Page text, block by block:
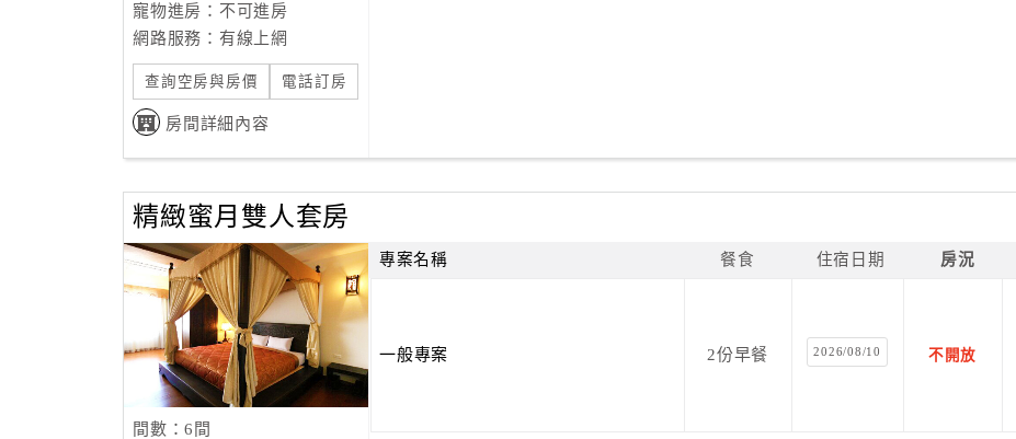
寵物進房：不可進房
網路服務：有線上網
查詢空房與房價 電話訂房
房間詳細內容
精緻蜜月雙人套房
間數：6間
專案名稱 餐食 住宿日期 房況
一般專案 2份早餐 2026/08/10 不開放